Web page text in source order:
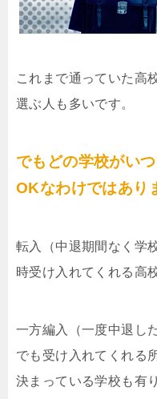
これまで通っていた高
選ぶ人も多いです。
でもどの学校がい
OKなわけではあり
転入（中退期間なく学
時受け入れてくれる高
一方編入（一度中退し
でも受け入れてくれる
決まっている学校も有